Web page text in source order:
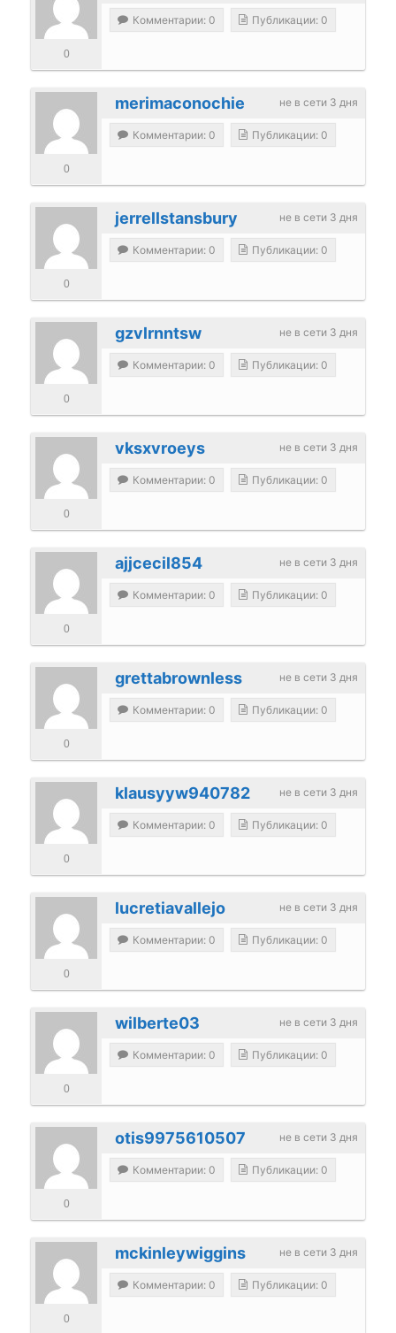
0
Комментарии: 0 Публикации: 0
не в сети 3 дня
merimaconochie
0
Комментарии: 0 Публикации: 0
не в сети 3 дня
jerrellstansbury
0
Комментарии: 0 Публикации: 0
не в сети 3 дня
gzvlrnntsw
0
Комментарии: 0 Публикации: 0
не в сети 3 дня
vksxvroeys
0
Комментарии: 0 Публикации: 0
не в сети 3 дня
ajjcecil854
0
Комментарии: 0 Публикации: 0
не в сети 3 дня
grettabrownless
0
Комментарии: 0 Публикации: 0
не в сети 3 дня
klausyyw940782
0
Комментарии: 0 Публикации: 0
не в сети 3 дня
lucretiavallejo
0
Комментарии: 0 Публикации: 0
не в сети 3 дня
wilberte03
0
Комментарии: 0 Публикации: 0
не в сети 3 дня
otis9975610507
0
Комментарии: 0 Публикации: 0
не в сети 3 дня
mckinleywiggins
0
Комментарии: 0 Публикации: 0